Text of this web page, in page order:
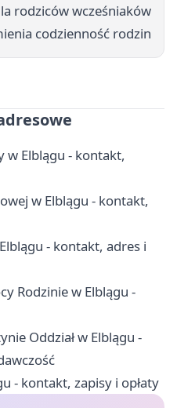
rodziców wcześniaków
codzienność rodzin
w Elblągu - kontakt,
w Elblągu - kontakt,
- kontakt, adres i
Rodzinie w Elblągu -
Oddział w Elblągu -
- kontakt, zapisy i opłaty